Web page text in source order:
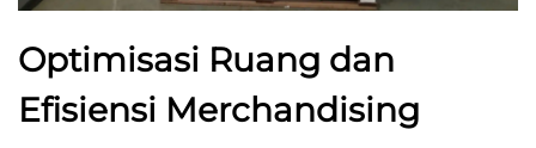
Optimisasi Ruang dan
Efisiensi Merchandising